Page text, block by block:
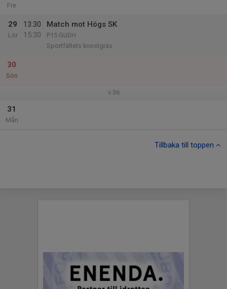
Fre
29
Lör
13:30
15:30
Match mot Högs SK
P15 GUDH
Sportfältets konstgräs
30
Sön
v.36
31
Mån
Tillbaka till toppen